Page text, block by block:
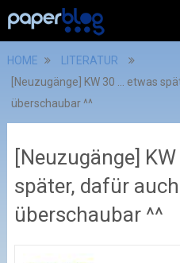
HOME
LITERATUR
[Neuzugänge] KW 30 ... etwas
überschaubar ^^
[Neuzugänge]
später, dafür
überschaubar ^^